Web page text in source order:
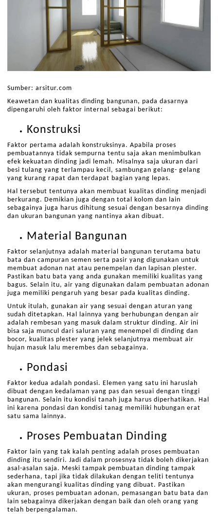
Sumber: arsitur.com
Keawetan dan kualitas dinding bangunan, pada dasarnya
dipengaruhi oleh faktor internal sebagai berikut:
Konstruksi
Faktor pertama adalah konstruksinya. Apabila proses
pembuatannya tidak sempurna tentu saja akan menimbulkan
efek kekuatan dinding jadi lemah. Misalnya saja ukuran dari
besi tulang yang terlampau kecil, sambungan gelang- gelang
yang kurang rapat dan terdapat bagian yang lepas.
Hal tersebut tentunya akan membuat kualitas dinding menjadi
berkurang. Demikian juga dengan total kolom dan lain
sebagainya juga harus dihitung sesuai dengan besarnya dinding
dan ukuran bangunan yang nantinya akan dibuat.
Material Bangunan
Faktor selanjutnya adalah material bangunan terutama batu
bata dan campuran semen serta pasir yang digunakan untuk
membuat adonan nat atau penempelan dan lapisan plester.
Pastikan batu bata yang anda gunakan memiliki kualitas yang
bagus. Selain itu, air yang digunakan dalam pembuatan adonan
juga memiliki pengaruh yang besar pada kualitas dinding.
Untuk itulah, gunakan air yang sesuai dengan aturan yang
sudah ditetapkan. Hal lainnya yang berhubungan dengan air
adalah rembesan yang masuk dalam struktur dinding. Air ini
bisa saja muncul dari saluran yang menempel di dinding dan
bocor, kualitas plester yang jelek selanjutnya membuat air
hujan masuk lalu merembes dan sebagainya.
Pondasi
Faktor kedua adalah pondasi. Elemen yang satu ini haruslah
dibuat dengan kedalaman yang pas dan sesuai dengan tinggi
bangunan. Selain itu kondisi tanah juga harus diperhatikan. Hal
ini karena pondasi dan kondisi tanag memiliki hubungan erat
satu sama lainnya.
Proses Pembuatan Dinding
Faktor lain yang tak kalah penting adalah proses pembuatan
dinding itu sendiri. Jadi dalam prosesnya tidak boleh dikerjakan
asal-asalan saja. Meski tampak pembuatan dinding tampak
sederhana, tapi jika tidak dilakukan dengan teliti tentunya
akan mengurangi kualitas dinding yang dibuat. Pastikan
ukuran, proses pembuatan adonan, pemasangan batu bata dan
lain sebagainya dikerjakan dengan baik dan oleh orang yang
telah berpengalaman.